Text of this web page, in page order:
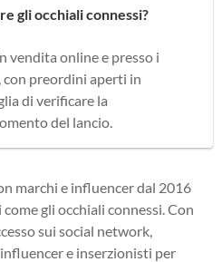
gli occhiali connessi?
vendita online e presso i
preordini aperti in
di verificare la
del lancio.
marchi e influencer dal 2016
gli occhiali connessi. Con
sui social network,
e inserzionisti per